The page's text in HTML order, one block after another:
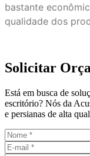
bastante
qualidade dos
Solicitar
Está em busca de
escritório? Nós da
e persianas de alta